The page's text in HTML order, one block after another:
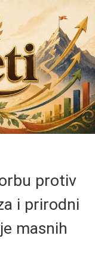
protiv
i prirodni
masnih